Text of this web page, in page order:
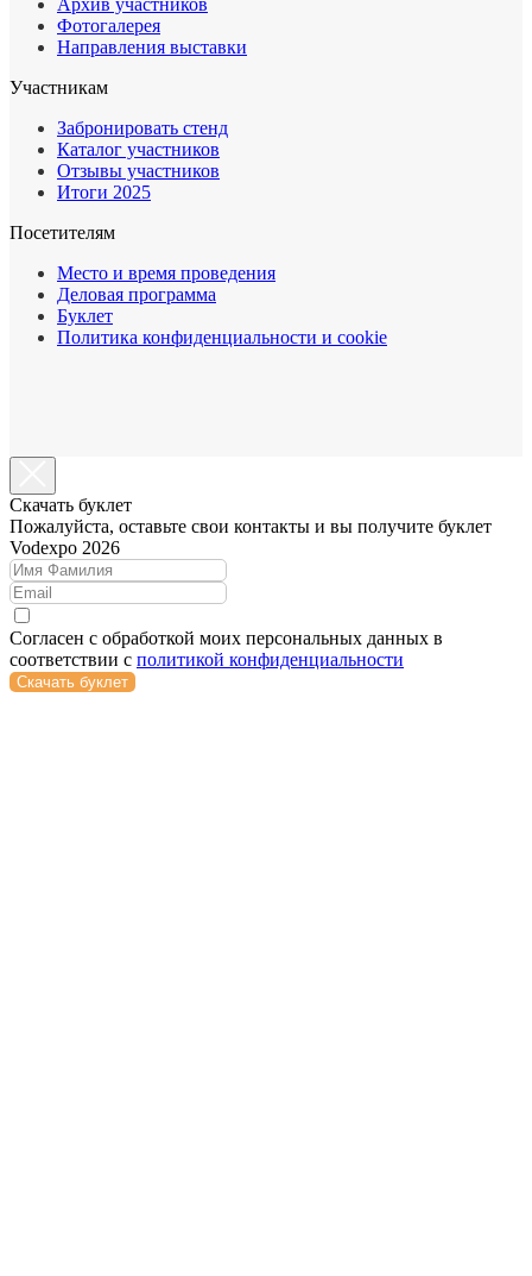
Фотогалерея
Направления выставки
Участникам
Забронировать стенд
Каталог участников
Отзывы участников
Итоги 2025
Посетителям
Место и время проведения
Деловая программа
Буклет
Политика конфиденциальности и cookie
Cкачать буклет
Пожалуйста, оставьте свои контакты и вы получите буклет
Vodexpo 2026
Согласен с обработкой моих персональных данных в
соответствии с политикой конфиденциальности
Скачать буклет